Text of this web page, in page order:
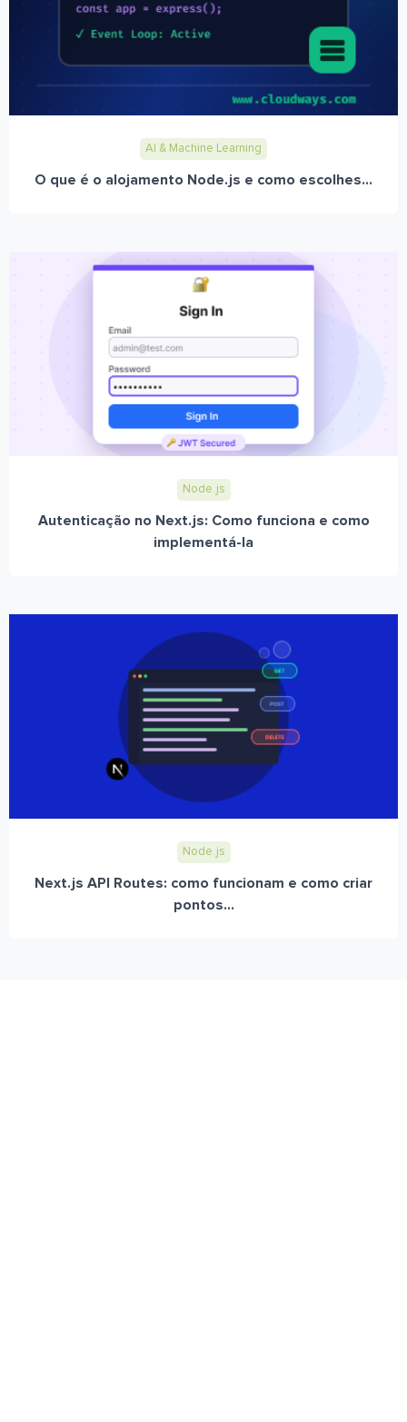
AI & Machine Learning
O que é o alojamento Node.js e como escolhes...
Node.js
Autenticação no Next.js: Como funciona e como
implementá-la
Node.js
Next.js API Routes: como funcionam e como criar
pontos...